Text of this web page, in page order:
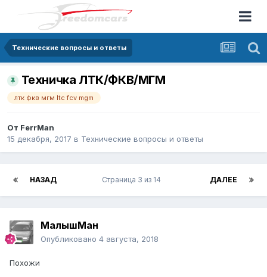
Технические вопросы и ответы
Техничка ЛТК/ФКВ/МГМ
лтк фкв мгм ltc fcv mgm
От FerrMan
15 декабря, 2017 в Технические вопросы и ответы
НАЗАД ДАЛЕЕ
Страница 3 из 14
МалышМан
Опубликовано 4 августа, 2018
Похожи